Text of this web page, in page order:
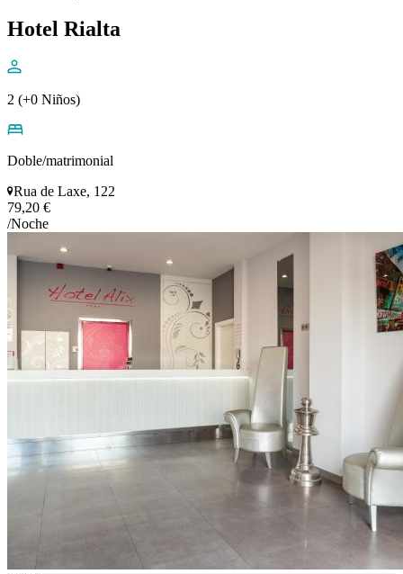
Hotel Rialta
2 (+0 Niños)
Doble/matrimonial
Rua de Laxe, 122
79,20 €
/Noche